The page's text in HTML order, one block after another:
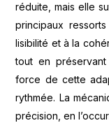
réduite, mais elle
principaux
lisibilité et à la
tout en
force de cette
rythmée. La
précision, en